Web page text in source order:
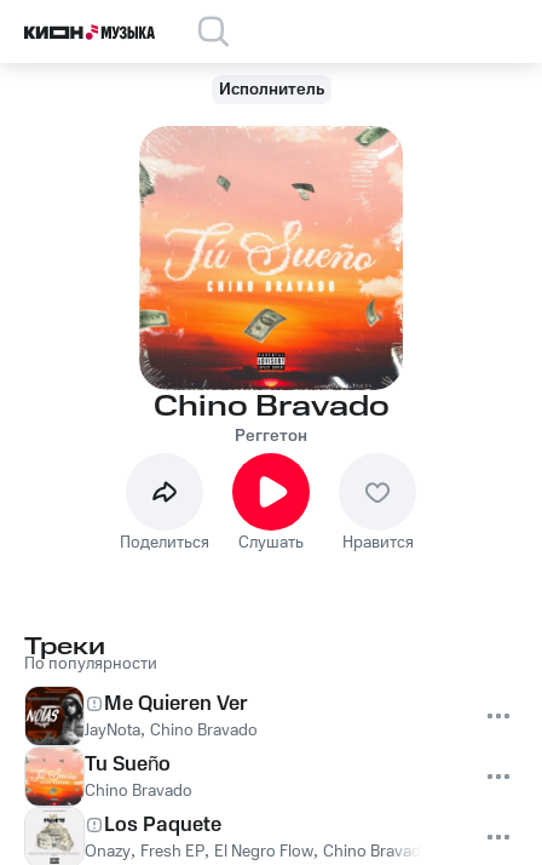
Исполнитель
Chino Bravado
Реггетон
Поделиться Слушать Нравится
Треки
По популярности
Me Quieren Ver
JayNota, Chino Bravado
Tu Sueño
Chino Bravado
Los Paquete
Onazy, Fresh EP, El Negro Flow, Chino Bravado